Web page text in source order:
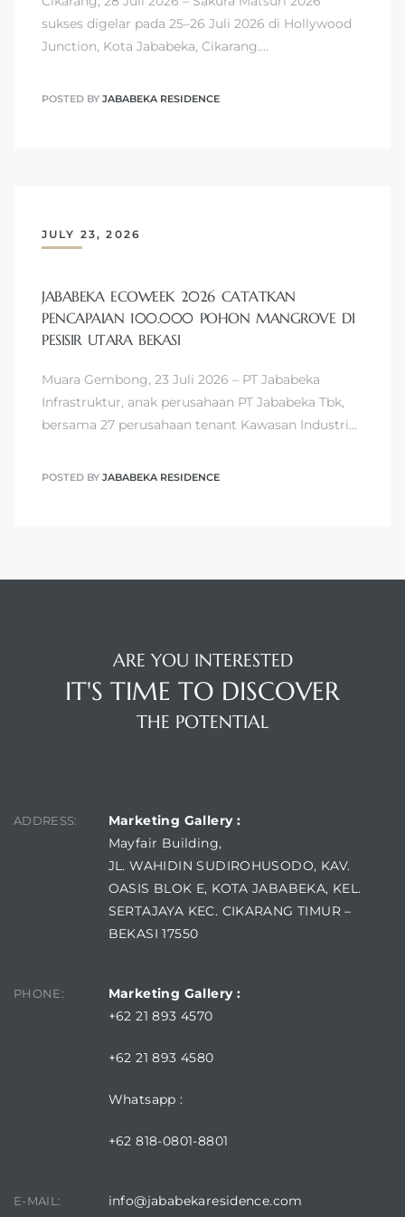
sukses digelar pada 25–26 Juli 2026 di Hollywood
Junction, Kota Jababeka, Cikarang.…
POSTED BY JABABEKA RESIDENCE
JULY 23, 2026
JABABEKA ECOWEEK 2026 CATATKAN
PENCAPAIAN 100.000 POHON MANGROVE DI
PESISIR UTARA BEKASI
Muara Gembong, 23 Juli 2026 – PT Jababeka
Infrastruktur, anak perusahaan PT Jababeka Tbk,
bersama 27 perusahaan tenant Kawasan Industri…
POSTED BY JABABEKA RESIDENCE
ARE YOU INTERESTED
IT'S TIME TO DISCOVER
THE POTENTIAL
ADDRESS:
Marketing Gallery :
Mayfair Building,
JL. WAHIDIN SUDIROHUSODO, KAV.
OASIS BLOK E, KOTA JABABEKA, KEL.
SERTAJAYA KEC. CIKARANG TIMUR –
BEKASI 17550
PHONE:
Marketing Gallery :
+62 21 893 4570
+62 21 893 4580
Whatsapp :
+62 818-0801-8801
E-MAIL: info@jababekaresidence.com